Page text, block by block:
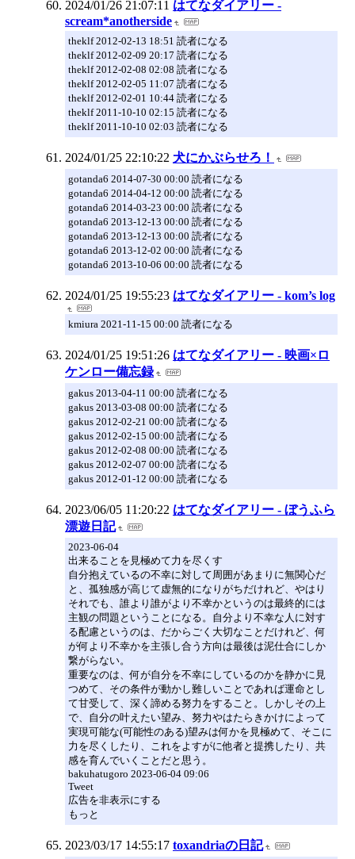
2024/01/26 21:07:11 はてなダイアリー -
scream*anotherside
theklf 2012-02-13 18:51 読者になる
theklf 2012-02-09 20:17 読者になる
theklf 2012-02-08 02:08 読者になる
theklf 2012-02-05 11:07 読者になる
theklf 2012-02-01 10:44 読者になる
theklf 2011-10-10 02:15 読者になる
theklf 2011-10-10 02:03 読者になる
2024/01/25 22:10:22 犬にかぶらせろ！
gotanda6 2014-07-30 00:00 読者になる
gotanda6 2014-04-12 00:00 読者になる
gotanda6 2014-03-23 00:00 読者になる
gotanda6 2013-12-13 00:00 読者になる
gotanda6 2013-12-13 00:00 読者になる
gotanda6 2013-12-02 00:00 読者になる
gotanda6 2013-10-06 00:00 読者になる
2024/01/25 19:55:23 はてなダイアリー - kom’s log
kmiura 2021-11-15 00:00 読者になる
2024/01/25 19:51:26 はてなダイアリー - 映画×ロ
ケンロー備忘録
gakus 2013-04-11 00:00 読者になる
gakus 2013-03-08 00:00 読者になる
gakus 2012-02-21 00:00 読者になる
gakus 2012-02-15 00:00 読者になる
gakus 2012-02-08 00:00 読者になる
gakus 2012-02-07 00:00 読者になる
gakus 2012-01-12 00:00 読者になる
2023/06/05 11:20:22 はてなダイアリー - ぼうふら
漂遊日記
2023-06-04
出来ることを見極めて力を尽くす
自分抱えているの不幸に対して周囲があまりに無関心だ
と、孤独感が高じて虚無的になりがちだけれど、やはり
それでも、誰より誰がより不幸かというのは最終的には
主観の問題ということになる。自分より不幸な人に対す
る配慮というのは、だからごく大切なことだけれど、何
が何より不幸かを主張し合う方向は最後は泥仕合にしか
繋がらない。
重要なのは、何が自分を不幸にしているのかを静かに見
つめて、その条件が動かし難しいことであれば運命とし
て甘受して、深く諦める努力をすること。しかしその上
で、自分の叶えたい望み、努力やはたらきかけによって
実現可能な(可能性のある)望みは何かを見極めて、そこに
力を尽くしたり、これをよすがに他者と提携したり、共
感を育んでいくことだと思う。
bakuhatugoro 2023-06-04 09:06
Tweet
広告を非表示にする
もっと
2023/03/17 14:55:17 toxandriaの日記